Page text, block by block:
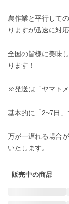
農作業と平行して
りますが迅速に対
全国の皆様に美味
ります！
※発送は「ヤマトメ
基本的に「2~7日」
万が一遅れる場合
いたします。
販売中の商品